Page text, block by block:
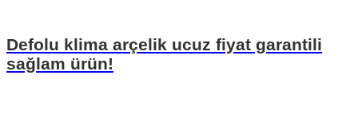
Defolu klima arçelik ucuz fiyat garantili
sağlam ürün!